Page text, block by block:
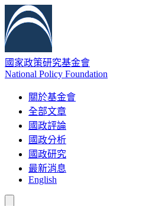
國家政策研究基金會
National Policy Foundation
關於基金會
全部文章
國政評論
國政分析
國政研究
最新消息
English